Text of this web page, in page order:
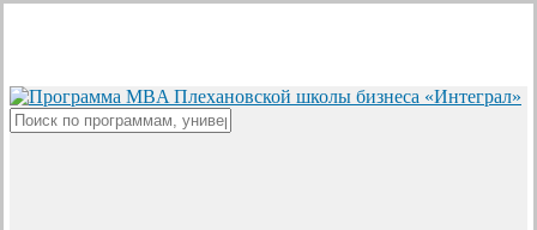
content